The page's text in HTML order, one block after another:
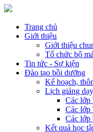
Trang chủ
Giới thiệu
Giới thiệu
Tổ chức bộ
Tin tức - Sự kiện
Đào tạo bồi dưỡng
Kế hoạch,
Lịch giảng
Các
Các
Các lớp
Kết quả học